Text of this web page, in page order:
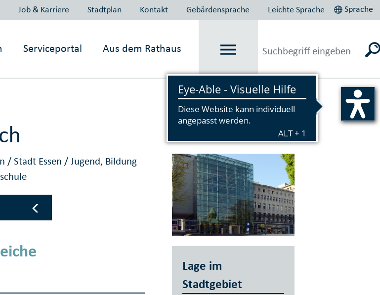
Job & Karriere Stadtplan Kontakt Gebärdensprache Leichte Sprache Sprache
Serviceportal Aus dem Rathaus
Vorlesen
/Stadt Essen /Jugend, Bildung
Lage im
Stadtgebiet